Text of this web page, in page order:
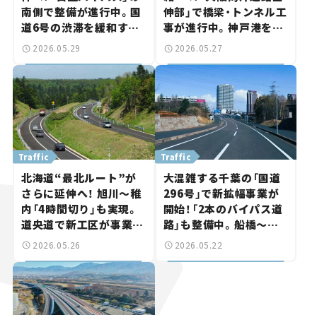
南側で整備が進行中。国
道6号の渋滞を緩和する
「Ⅱ期区間」はどこまで進
路計画】
2026.05.29
伸部」で橋梁・トンネル工
事が進行中。神戸港を跨
ぐ「巨大海上道路」はどこ
なる道路計画】
2026.05.27
Traffic
北海道“最北ルート”が
さらに延伸へ！ 旭川～稚
内「4時間切り」も実現。
道央道で新工区が事業化
【いま気になる道路計画】
2026.05.26
Traffic
大混雑する千葉の「国道
296号」で新拡幅事業が
開始！「2本のバイパス道
路」も整備中。船橋～佐
倉ルートはどう変わる？
2026.05.22